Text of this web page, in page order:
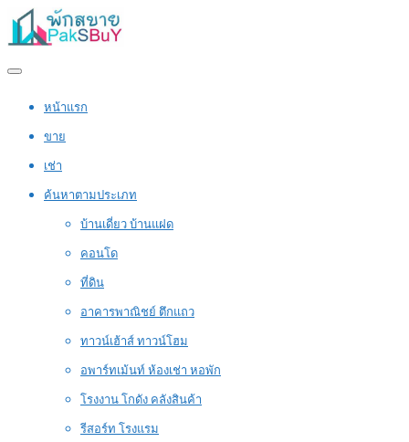
หน้าแรก
ขาย
เช่า
ค้นหาตามประเภท
บ้านเดี่ยว บ้านแฝด
คอนโด
ที่ดิน
อาคารพาณิชย์ ตึกแถว
ทาวน์เฮ้าส์ ทาวน์โฮม
อพาร์ทเม้นท์ ห้องเช่า หอพัก
โรงงาน โกดัง คลังสินค้า
รีสอร์ท โรงแรม